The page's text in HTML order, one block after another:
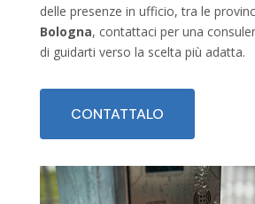
delle presenze in ufficio, tra le
Bologna, contattaci per una
di guidarti verso la scelta più adatta.
CONTATTALO